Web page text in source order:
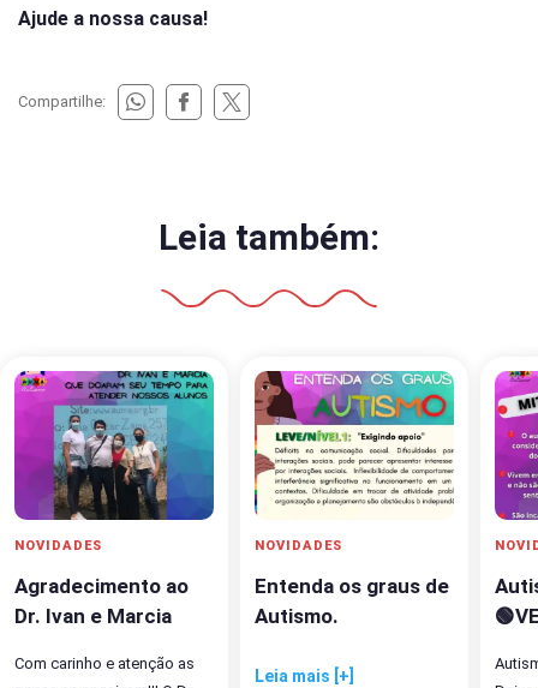
Ajude a nossa causa!
Compartilhe:
Leia também:
NOVIDADES
Agradecimento ao
Dr. Ivan e Marcia
Com carinho e atenção as
NOVIDADES
Entenda os graus de
Autismo.
Leia mais [+]